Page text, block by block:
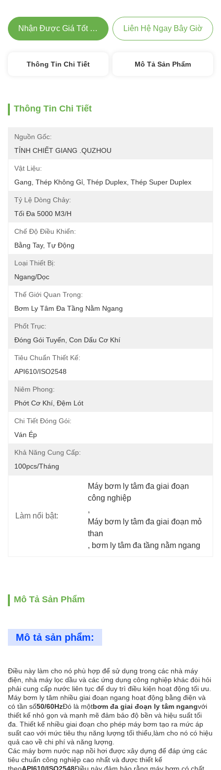
Nhận Được Giá Tốt Nhất Liên Hệ Ngay Bây Giờ
Thông Tin Chi Tiết Mô Tả Sản Phẩm
Thông Tin Chi Tiết
Nguồn Gốc:
TỈNH CHIẾT GIANG .QUZHOU
Vật Liệu:
Gang, Thép Không Gỉ, Thép Duplex, Thép Super Duplex
Tỷ Lệ Dòng Chảy:
Tối Đa 5000 M3/h
Chế Độ Điều Khiển:
Bằng Tay, Tự Động
Loại Thiết Bị:
Ngang/Dọc
Thế Giới Quan Trọng:
Bơm Ly Tâm Đa Tầng Nằm Ngang
Phốt Trục:
Đóng Gói Tuyến, Con Dấu Cơ Khí
Tiêu Chuẩn Thiết Kế:
API610/ISO2548
Niêm Phong:
Phớt Cơ Khí, Đệm Lót
Chi Tiết Đóng Gói:
Ván Ép
Khả Năng Cung Cấp:
100pcs/tháng
Làm nổi bật:
Máy bơm ly tâm đa giai đoạn
công nghiệp
,
Máy bơm ly tâm đa giai đoạn mỏ
than
, bơm ly tâm đa tầng nằm ngang
Mô Tả Sản Phẩm
Mô tả sản phẩm:
Điều này làm cho nó phù hợp để sử dụng trong các nhà máy
điện, nhà máy lọc dầu và các ứng dụng công nghiệp khác đòi hỏi
phải cung cấp nước liên tục để duy trì điều kiện hoạt động tối ưu.
Máy bơm ly tâm nhiều giai đoạn ngang hoạt động bằng điện và
có tần số50/60HzĐó là mộtbơm đa giai đoạn ly tâm ngangvới
thiết kế nhỏ gọn và mạnh mẽ đảm bảo độ bền và hiệu suất tối
đa. Thiết kế nhiều giai đoạn cho phép máy bơm tạo ra mức áp
suất cao với mức tiêu thụ năng lượng tối thiểu,làm cho nó có hiệu
quả cao về chi phí và năng lượng.
Các máy bơm nước nạp nồi hơi được xây dựng để đáp ứng các
tiêu chuẩn công nghiệp cao nhất và được thiết kế